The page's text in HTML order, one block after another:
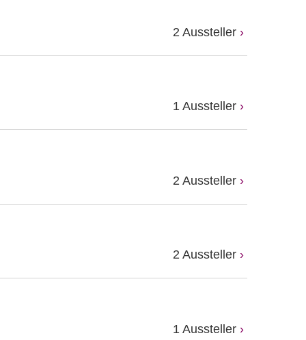
2 Aussteller
1 Aussteller
2 Aussteller
2 Aussteller
1 Aussteller